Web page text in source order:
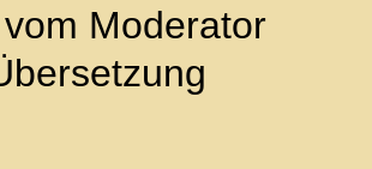
Moderator